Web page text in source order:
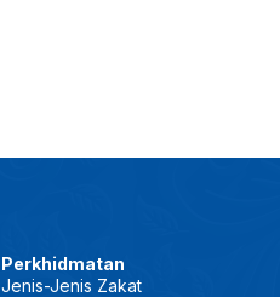
Perkhidmatan
Jenis-Jenis Zakat